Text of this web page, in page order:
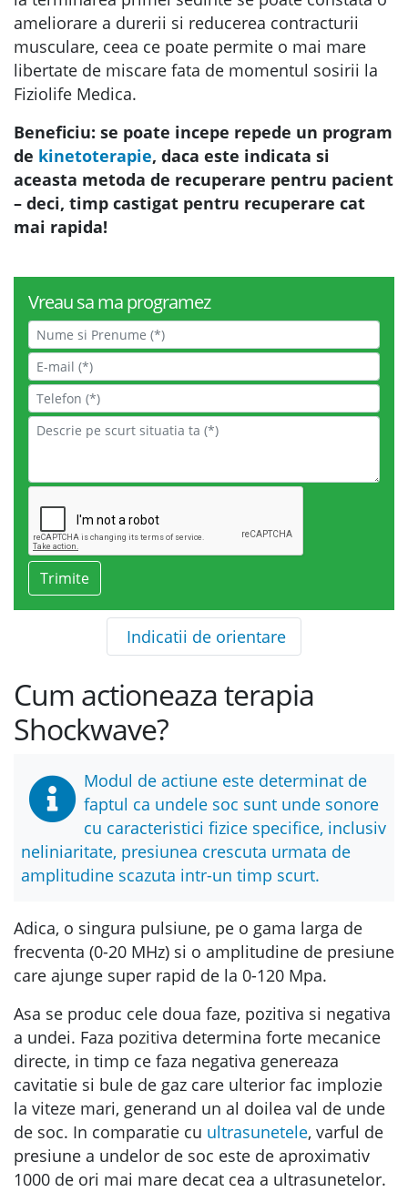
ameliorare a durerii si reducerea contracturii
musculare, ceea ce poate permite o mai mare
libertate de miscare fata de momentul sosirii la
Fiziolife Medica.
Beneficiu: se poate incepe repede un program
de kinetoterapie, daca este indicata si
aceasta metoda de recuperare pentru pacient
– deci, timp castigat pentru recuperare cat
mai rapida!
Vreau sa ma programez
Indicatii de orientare
Cum actioneaza terapia
Shockwave?
Modul de actiune este determinat de
faptul ca undele soc sunt unde sonore
cu caracteristici fizice specifice, inclusiv
neliniaritate, presiunea crescuta urmata de
amplitudine scazuta intr-un timp scurt.
Adica, o singura pulsiune, pe o gama larga de
frecventa (0-20 MHz) si o amplitudine de presiune
care ajunge super rapid de la 0-120 Mpa.
Asa se produc cele doua faze, pozitiva si negativa
a undei. Faza pozitiva determina forte mecanice
directe, in timp ce faza negativa genereaza
cavitatie si bule de gaz care ulterior fac implozie
la viteze mari, generand un al doilea val de unde
de soc. In comparatie cu ultrasunetele, varful de
presiune a undelor de soc este de aproximativ
1000 de ori mai mare decat cea a ultrasunetelor.